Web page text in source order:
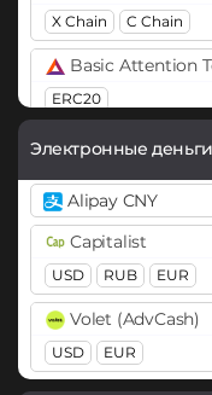
X Chain C Chain
Basic Attention
ERC20
Binance Coin
BEP20
Bitcoin (BTC)
BTC BEP20
Bitcoin Cash
Bitcoin SV (BSV)
Cardano (ADA)
Электронные деньги
Alipay CNY
Capitalist
USD RUB EUR
Volet (AdvCash)
USD EUR